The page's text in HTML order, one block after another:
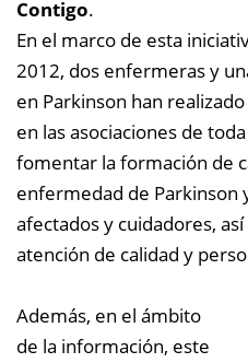
Contigo.
En el marco de esta
2012, dos enfermeras y
en Parkinson han realizado
en las asociaciones de
fomentar la formación de
enfermedad de Parkinson
afectados y cuidadores,
atención de calidad y
Además, en el ámbito
de la información, este